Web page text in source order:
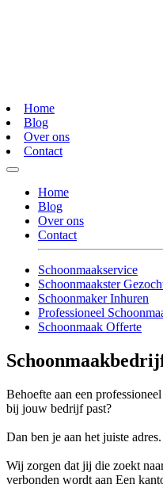
Home
Blog
Over ons
Contact
Home
Blog
Over ons
Contact
Schoonmaakservice
Schoonmaakster
Schoonmaker Inhuren
Professioneel
Schoonmaak Offerte
Behoefte aan een
bij jouw bedrijf past?
Dan ben je aan het juiste adres.
Wij zorgen dat jij die zoekt
verbonden wordt aan Een